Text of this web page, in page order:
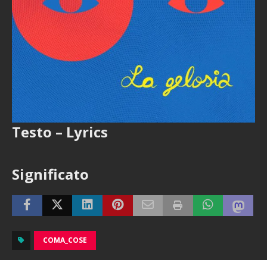
Testo – Lyrics
Significato
COMA_COSE